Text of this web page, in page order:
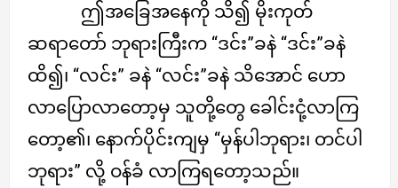
ဤအခြေအနေကို သိ၍ မိုးကုတ်
ဆရာတော် ဘုရားကြီးက “ဒင်း”ခနဲ “ဒင်း”ခနဲ
ထိ၍၊ “လင်း” ခနဲ “လင်း”ခနဲ သိအောင် ဟော
လာပြောလာတော့မှ သူတို့တွေ ခေါင်းငုံ့လာကြ
တော့၏၊ နောက်ပိုင်းကျမှ “မှန်ပါဘုရား၊ တင်ပါ
ဘုရား” လို့ ဝန်ခံ လာကြရတော့သည်။